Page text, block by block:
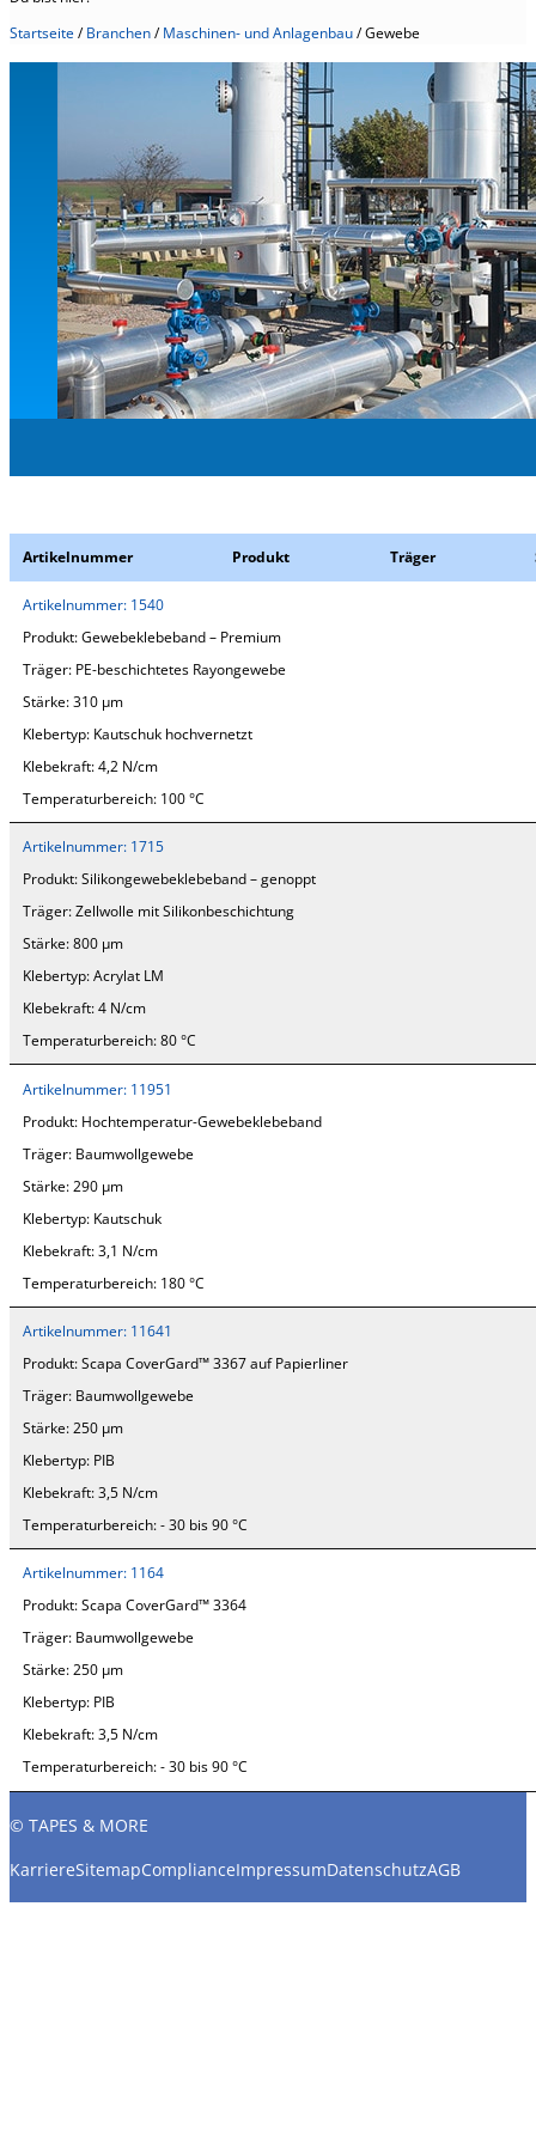
Startseite/Branchen/Maschinen- und Anlagenbau/Gewebe
Artikelnummer Produkt Träger
Artikelnummer: 1540
Produkt:Gewebeklebeband – Premium
Träger: PE-beschichtetes Rayongewebe
Stärke:310 µm
Klebertyp: Kautschuk hochvernetzt
Klebekraft:4,2 N/cm
Temperaturbereich: 100 °C
Artikelnummer: 1715
Produkt:Silikongewebeklebeband – genoppt
Träger:Zellwolle mit Silikonbeschichtung
Stärke:800 µm
Klebertyp:Acrylat LM
Klebekraft:4 N/cm
Temperaturbereich:80 °C
Artikelnummer: 11951
Produkt: Hochtemperatur-Gewebeklebeband
Träger: Baumwollgewebe
Stärke: 290 µm
Klebertyp: Kautschuk
Klebekraft:3,1 N/cm
Temperaturbereich: 180 °C
Artikelnummer: 11641
Produkt:Scapa CoverGard™ 3367 auf Papierliner
Träger: Baumwollgewebe
Stärke: 250 µm
Klebertyp: PIB
Klebekraft:3,5 N/cm
Temperaturbereich:- 30 bis 90 °C
Artikelnummer: 1164
Produkt:Scapa CoverGard™ 3364
Träger: Baumwollgewebe
Stärke:250 µm
Klebertyp: PIB
Klebekraft:3,5 N/cm
Temperaturbereich:- 30 bis 90 °C
© TAPES & MORE
KarriereSitemapComplianceImpressumDatenschutzAGB